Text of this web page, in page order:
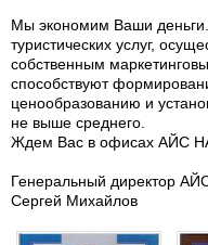
Мы экономим Ваши деньги.
туристических услуг,
собственным
способствуют
ценообразованию и
не выше среднего.
Ждем Вас в офисах АЙС
Генеральный директор
Сергей Михайлов